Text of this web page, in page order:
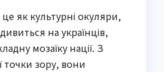
як культурні окуляри,
на українців,
мозаїку нації. З
точки зору, вони